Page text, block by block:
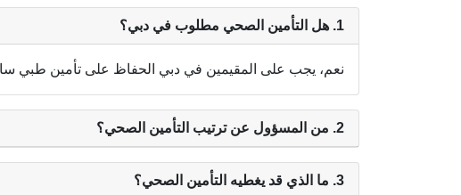
1. هل التأمين الصحي مطلوب في دبي؟
نعم، يجب على المقيمين في دبي الحفاظ على تأمين طبي
2. من المسؤول عن ترتيب التأمين الصحي؟
3. ما الذي قد يغطيه التأمين الصحي؟